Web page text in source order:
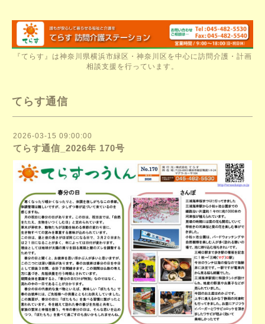
『てらす』は神奈川県横浜市緑区・神奈川区を中心に訪問介護・計画
相談支援を行っています。
てらす通信
2026-03-15 09:00:00
てらす通信_2026年 170号